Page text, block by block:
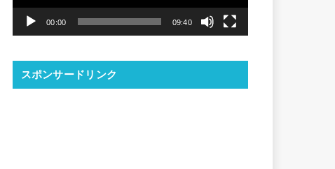
ヤ
00:00 09:40
スポンサードリンク